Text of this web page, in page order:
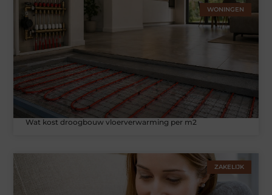
WONINGEN
Wat kost droogbouw vloerverwarming per m2
ZAKELIJK